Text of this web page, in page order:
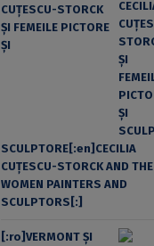
CUŢESCU-STORCK
ŞI FEMEILE PICTORE
ŞI
SCULPTORE[:en]CECILIA
CUŢESCU-STORCK AND THE
WOMEN PAINTERS AND
SCULPTORS[:]
[:ro]VERMONT ȘI